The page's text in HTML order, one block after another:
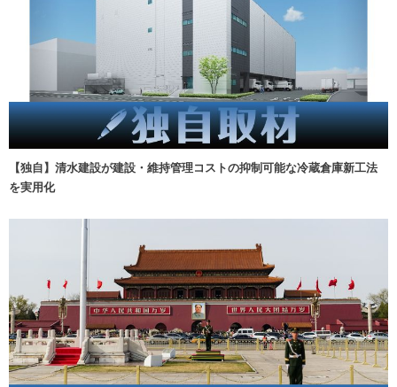
【独自】清水建設が建設・維持管理コストの抑制可能な冷蔵倉庫新工法
を実用化